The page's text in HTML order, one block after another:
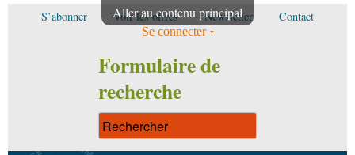
Aller au contenu principal
S’abonner Voir les offres Newsletter Contact
Se connecter
Formulaire de
recherche